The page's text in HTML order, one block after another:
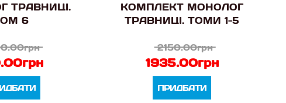
ТРАВНИЦІ.
6
КОМПЛЕКТ МОНОЛОГ
ТРАВНИЦІ. ТОМИ 1-5
2150.00грн
1935.00грн
ПРИДБАТИ